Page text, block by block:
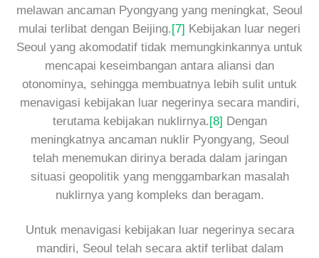
melawan ancaman Pyongyang yang meningkat, Seoul
mulai terlibat dengan Beijing. [7] Kebijakan luar negeri
Seoul yang akomodatif tidak memungkinkannya untuk
mencapai keseimbangan antara aliansi dan
otonominya, sehingga membuatnya lebih sulit untuk
menavigasi kebijakan luar negerinya secara mandiri,
terutama kebijakan nuklirnya. [8] Dengan
meningkatnya ancaman nuklir Pyongyang, Seoul
telah menemukan dirinya berada dalam jaringan
situasi geopolitik yang menggambarkan masalah
nuklirnya yang kompleks dan beragam.
Untuk menavigasi kebijakan luar negerinya secara
mandiri, Seoul telah secara aktif terlibat dalam